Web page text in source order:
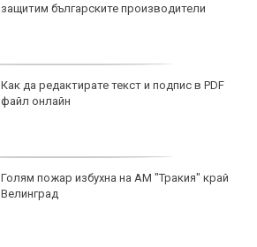
защитим българските производители
Как да редактирате текст и подпис в PDF
файл онлайн
Голям пожар избухна на АМ "Тракия" край
Велинград